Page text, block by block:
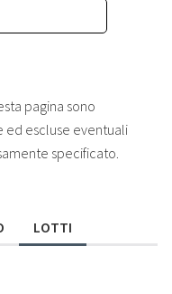
pagina sono
ed escluse eventuali
specificato.
LOTTI